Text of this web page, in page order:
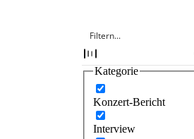
Kategorie
Konzert-Bericht
Interview